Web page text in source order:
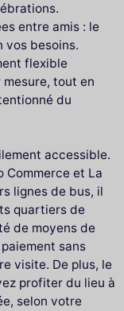
entre amis : le
vos besoins.
flexible
tout en
du
accessible.
Commerce et La
lignes de bus, il
quartiers de
de moyens de
sans
visite. De plus, le
profiter du lieu à
selon votre